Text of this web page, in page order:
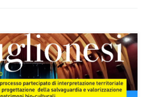
di una mappa di comunità del
basata su patrimoni bioculturali,